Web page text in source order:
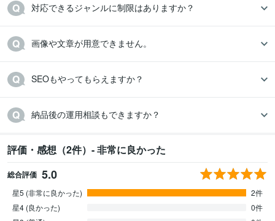
対応できるジャンルに制限はありますか？
画像や文章が用意できません。
SEOもやってもらえますか？
納品後の運用相談もできますか？
評価・感想（2件）- 非常に良かった
総合評価 5.0
星5 (非常に良かった)
2件
星4 (良かった)
0件